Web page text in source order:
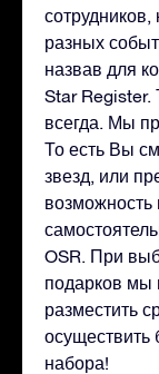
сотрудников,
разных
назвав для
Star Register.
всегда. Мы
То есть Вы
звезд, или
возможность
OSR. При
подарков мы
разместить
осуществить
набора!